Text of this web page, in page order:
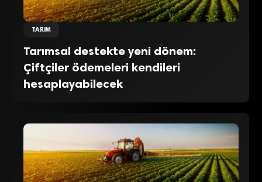
TARIM
Tarımsal destekte yeni dönem:
Çiftçiler ödemeleri kendileri
hesaplayabilecek